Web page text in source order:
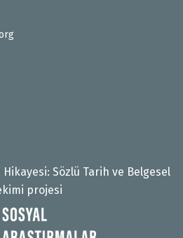
Sözlü Tarih ve Belgesel
projesi